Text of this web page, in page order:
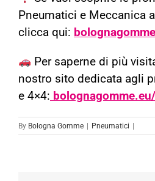
Pneumatici e Meccanica
clicca qui:
Per saperne di più
nostro sito dedicata agli
e 4×4:
By Bologna Gomme Pneumatici